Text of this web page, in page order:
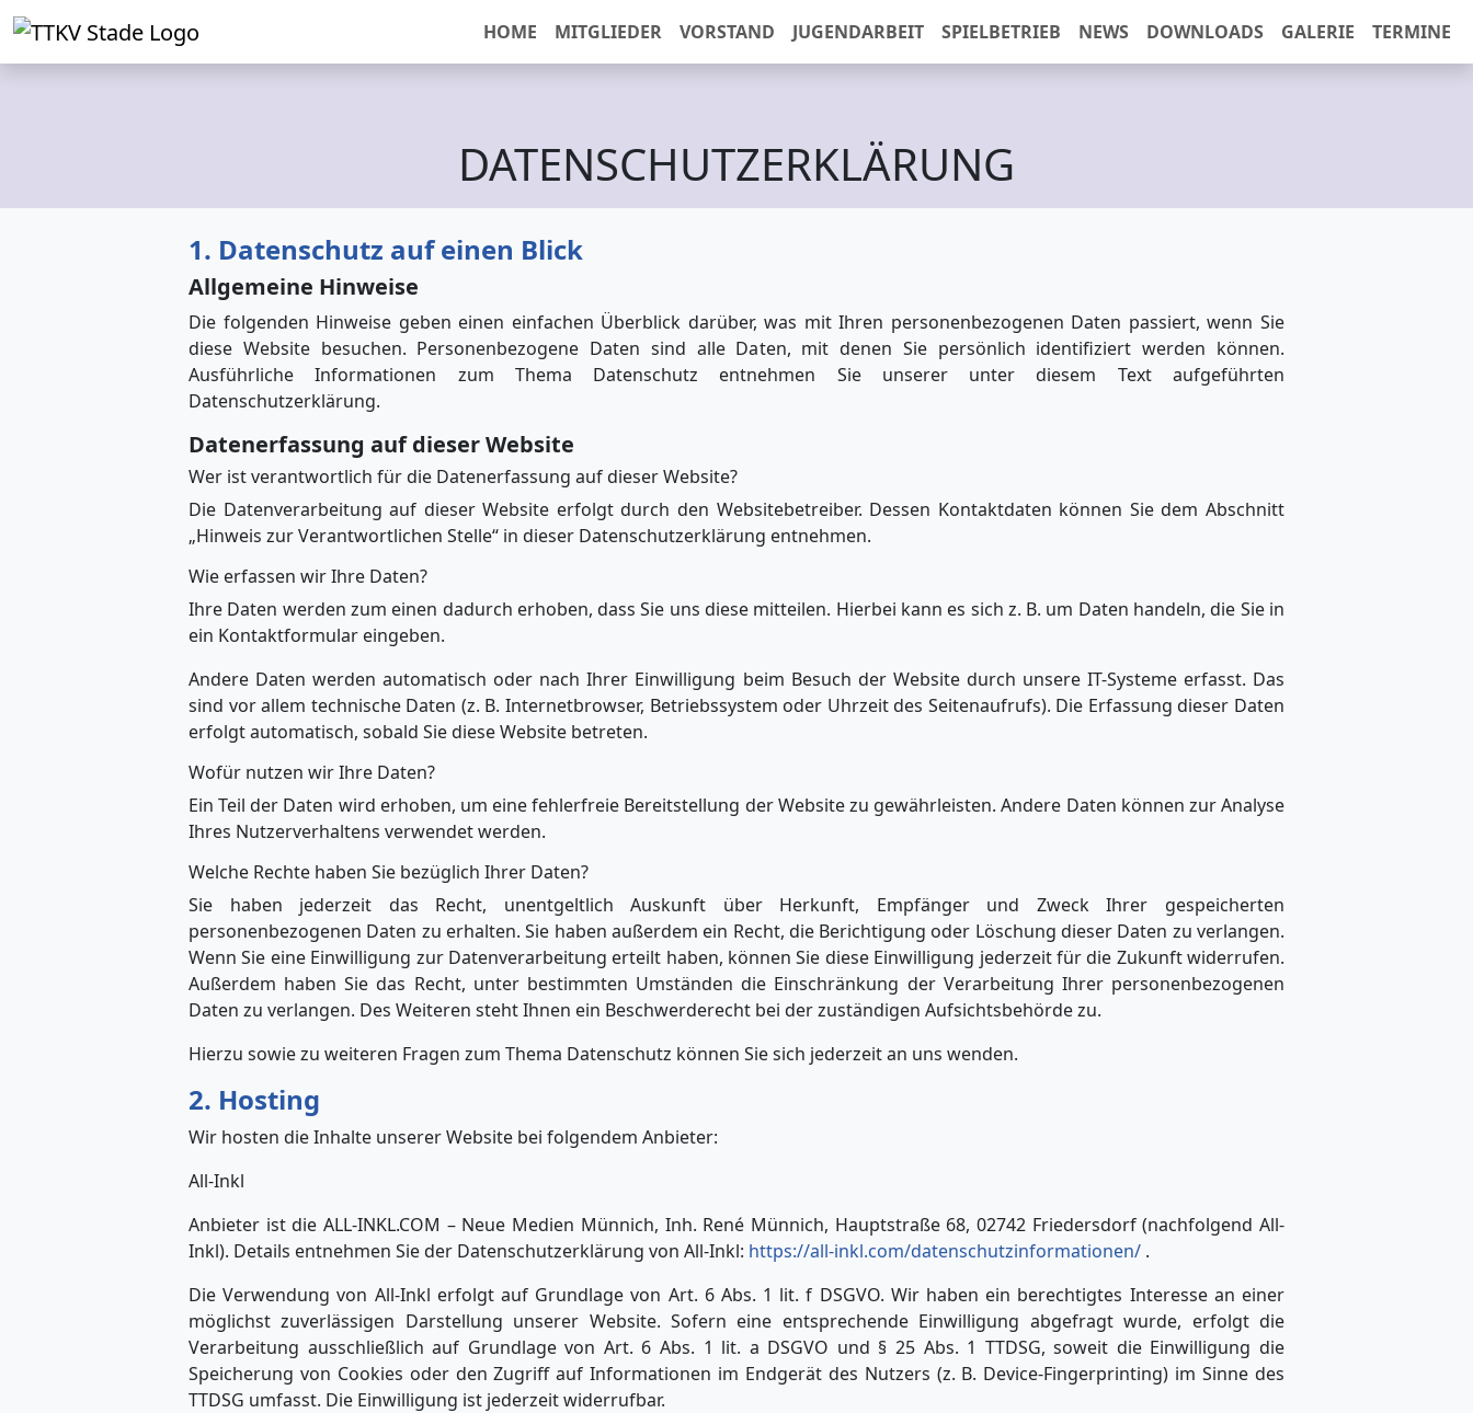
HOME MITGLIEDER VORSTAND JUGENDARBEIT SPIELBETRIEB NEWS DOWNLOADS GALERIE TERMINE
DATENSCHUTZERKLÄRUNG
1. Datenschutz auf einen Blick
Allgemeine Hinweise
Die folgenden Hinweise geben einen einfachen Überblick darüber, was mit Ihren personenbezogenen Daten passiert, wenn Sie
diese Website besuchen. Personenbezogene Daten sind alle Daten, mit denen Sie persönlich identifiziert werden können.
Ausführliche Informationen zum Thema Datenschutz entnehmen Sie unserer unter diesem Text aufgeführten
Datenschutzerklärung.
Datenerfassung auf dieser Website
Wer ist verantwortlich für die Datenerfassung auf dieser Website?
Die Datenverarbeitung auf dieser Website erfolgt durch den Websitebetreiber. Dessen Kontaktdaten können Sie dem Abschnitt
„Hinweis zur Verantwortlichen Stelle“ in dieser Datenschutzerklärung entnehmen.
Wie erfassen wir Ihre Daten?
Ihre Daten werden zum einen dadurch erhoben, dass Sie uns diese mitteilen. Hierbei kann es sich z. B. um Daten handeln, die Sie in
ein Kontaktformular eingeben.
Andere Daten werden automatisch oder nach Ihrer Einwilligung beim Besuch der Website durch unsere IT-Systeme erfasst. Das
sind vor allem technische Daten (z. B. Internetbrowser, Betriebssystem oder Uhrzeit des Seitenaufrufs). Die Erfassung dieser Daten
erfolgt automatisch, sobald Sie diese Website betreten.
Wofür nutzen wir Ihre Daten?
Ein Teil der Daten wird erhoben, um eine fehlerfreie Bereitstellung der Website zu gewährleisten. Andere Daten können zur Analyse
Ihres Nutzerverhaltens verwendet werden.
Welche Rechte haben Sie bezüglich Ihrer Daten?
Sie haben jederzeit das Recht, unentgeltlich Auskunft über Herkunft, Empfänger und Zweck Ihrer gespeicherten
personenbezogenen Daten zu erhalten. Sie haben außerdem ein Recht, die Berichtigung oder Löschung dieser Daten zu verlangen.
Wenn Sie eine Einwilligung zur Datenverarbeitung erteilt haben, können Sie diese Einwilligung jederzeit für die Zukunft widerrufen.
Außerdem haben Sie das Recht, unter bestimmten Umständen die Einschränkung der Verarbeitung Ihrer personenbezogenen
Daten zu verlangen. Des Weiteren steht Ihnen ein Beschwerderecht bei der zuständigen Aufsichtsbehörde zu.
Hierzu sowie zu weiteren Fragen zum Thema Datenschutz können Sie sich jederzeit an uns wenden.
2. Hosting
Wir hosten die Inhalte unserer Website bei folgendem Anbieter:
All-Inkl
Anbieter ist die ALL-INKL.COM – Neue Medien Münnich, Inh. René Münnich, Hauptstraße 68, 02742 Friedersdorf (nachfolgend All-
Inkl). Details entnehmen Sie der Datenschutzerklärung von All-Inkl: https://all-inkl.com/datenschutzinformationen/ .
Die Verwendung von All-Inkl erfolgt auf Grundlage von Art. 6 Abs. 1 lit. f DSGVO. Wir haben ein berechtigtes Interesse an einer
möglichst zuverlässigen Darstellung unserer Website. Sofern eine entsprechende Einwilligung abgefragt wurde, erfolgt die
Verarbeitung ausschließlich auf Grundlage von Art. 6 Abs. 1 lit. a DSGVO und § 25 Abs. 1 TTDSG, soweit die Einwilligung die
Speicherung von Cookies oder den Zugriff auf Informationen im Endgerät des Nutzers (z. B. Device-Fingerprinting) im Sinne des
TTDSG umfasst. Die Einwilligung ist jederzeit widerrufbar.